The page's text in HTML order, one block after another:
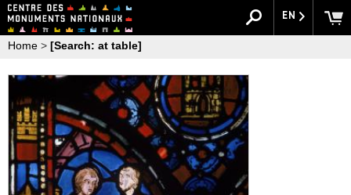
EN
Home > [Search: at table]